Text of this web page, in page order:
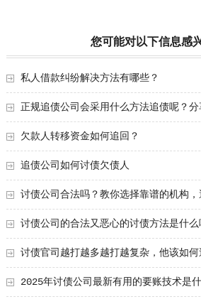
您可能对以下信息感
私人借款纠纷解决方法有哪些？
正规追债公司会采用什么方法追债呢？
的方法
欠款人转移资金如何追回？
追债公司如何讨债欠债人
讨债公司合法吗？教你选择靠谱的机构，
讨债公司的合法又恶心的讨债方法是什么
讨债官司越打越多越打越复杂，他该如
万元？
2025年讨债公司最新有用的要账技术是